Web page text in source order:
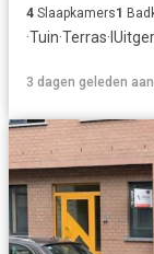
4 Slaapkamers1
·Tuin·Terras·
3 dagen geleden